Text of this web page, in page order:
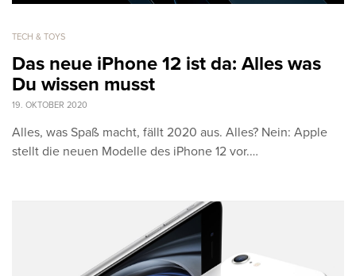
TECH & TOYS
Das neue iPhone 12 ist da: Alles was
Du wissen musst
19. OKTOBER 2020
Alles, was Spaß macht, fällt 2020 aus. Alles? Nein: Apple
stellt die neuen Modelle des iPhone 12 vor.…